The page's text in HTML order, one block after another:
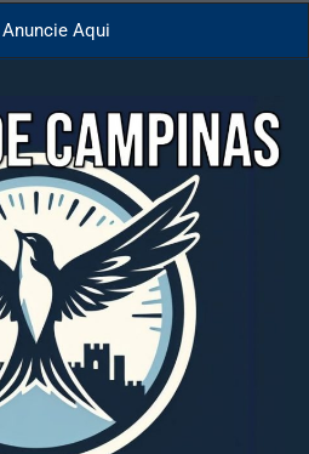
Anuncie Aqui